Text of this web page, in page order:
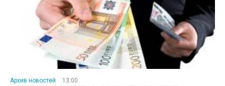
Архив новостей
13:00